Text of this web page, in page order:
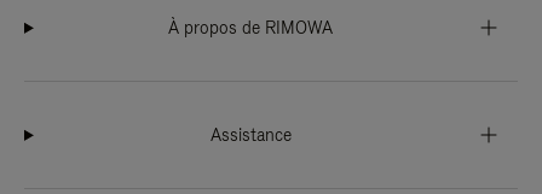
À propos de RIMOWA
Assistance